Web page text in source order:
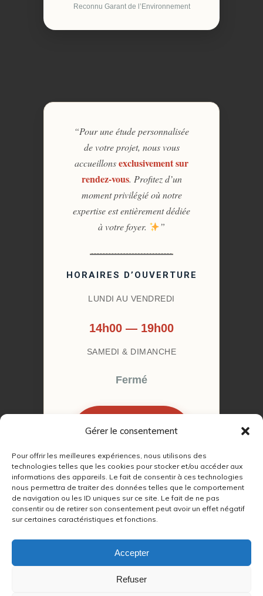
Gérer le consentement
Pour offrir les meilleures expériences, nous utilisons des
technologies telles que les cookies pour stocker et/ou accéder aux
informations des appareils. Le fait de consentir à ces technologies
nous permettra de traiter des données telles que le comportement
de navigation ou les ID uniques sur ce site. Le fait de ne pas
consentir ou de retirer son consentement peut avoir un effet négatif
sur certaines caractéristiques et fonctions.
Accepter
Refuser
Reconnu Garant de l’Environnement
“Pour une étude personnalisée
de votre projet, nous vous
accueillonsexclusivement sur
rendez-vous. Profitez d’un
moment privilégié où notre
expertise est entièrement dédiée
à votre foyer.
”
HORAIRES D’OUVERTURE
LUNDI AU VENDREDI
14h00 — 19h00
SAMEDI & DIMANCHE
Fermé
RENDEZ-VOUS
© 2022 – 2026Autour du Feu 77
RGPD